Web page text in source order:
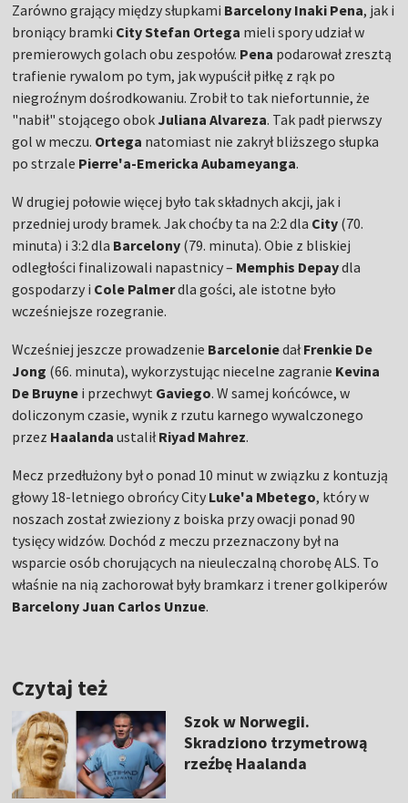
Zarówno grający między słupkami Barcelony Inaki Pena, jak i
broniący bramki City Stefan Ortega mieli spory udział w
premierowych golach obu zespołów. Pena podarował zresztą
trafienie rywalom po tym, jak wypuścił piłkę z rąk po
niegroźnym dośrodkowaniu. Zrobił to tak niefortunnie, że
"nabił" stojącego obok Juliana Alvareza. Tak padł pierwszy
gol w meczu. Ortega natomiast nie zakrył bliższego słupka
po strzale Pierre'a-Emericka Aubameyanga.
W drugiej połowie więcej było tak składnych akcji, jak i
przedniej urody bramek. Jak choćby ta na 2:2 dla City (70.
minuta) i 3:2 dla Barcelony (79. minuta). Obie z bliskiej
odległości finalizowali napastnicy – Memphis Depaydla
gospodarzy i Cole Palmerdla gości, ale istotne było
wcześniejsze rozegranie.
Wcześniej jeszcze prowadzenie BarceloniedałFrenkie De
Jong (66. minuta), wykorzystując niecelne zagranie Kevina
De Bruyne i przechwyt Gaviego. W samej końcówce, w
doliczonym czasie, wynik z rzutu karnego wywalczonego
przez Haalanda ustaliłRiyad Mahrez.
Mecz przedłużony był o ponad 10 minut w związku z kontuzją
głowy 18-letniego obrońcy City Luke'a Mbetego, który w
noszach został zwieziony z boiska przy owacji ponad 90
tysięcy widzów. Dochód z meczu przeznaczony był na
wsparcie osób chorujących na nieuleczalną chorobę ALS. To
właśnie na nią zachorował były bramkarz i trener golkiperów
Barcelony Juan Carlos Unzue.
Czytaj też
Szok w Norwegii.
Skradziono trzymetrową
rzeźbę Haalanda